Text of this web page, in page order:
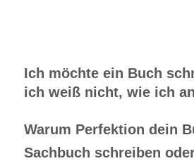
Ich möchte ein Buch
ich weiß nicht, wie ich
Warum Perfektion dein
Sachbuch schreiben